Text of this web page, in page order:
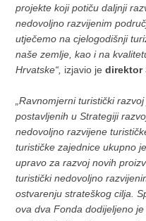
projekte koji potiču daljnji
nedovoljno razvijenim
utječemo na cjelogodišnji
naše zemlje, kao i na
Hrvatske“, izjavio jedirektor
„Ravnomjerni turistički
postavljenih u Strategiji
nedovoljno razvijene
turističke zajednice ukupno
upravo za razvoj novih
turistički nedovoljno
ostvarenju strateškog cilja.
ova dva Fonda dodijeljeno